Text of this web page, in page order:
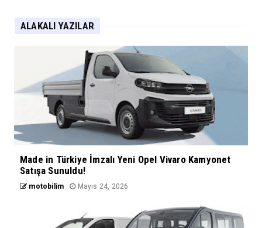
ALAKALI YAZILAR
Made in Türkiye İmzalı Yeni Opel Vivaro Kamyonet
Satışa Sunuldu!
motobilim Mayıs 24, 2026